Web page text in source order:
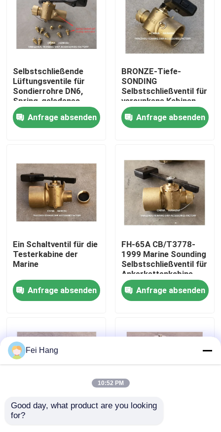
Produkte
Über uns
Fabrik Tour
Qualitätskontrolle
Kontakt
Referenzen
Marine-Entlüftungskopf
Selbstschließende
Lüftungsventile für
Sondierrohre DN6,
Spring-geladenes
Selbstschließungsventil
Anfrage absenden
BRONZE-Tiefe-
SONDING
Selbstschließventil für
versunkene Kabinen
DN65 CB/T3778-99
Anfrage absenden
Ein Schaltventil für die
Testerkabine der
Marine
Anfrage absenden
FH-65A CB/T3778-
1999 Marine Sounding
Selbstschließventil für
Ankerkettenkabine
Anfrage absenden
Gewichtsart-
Fei Hang
10:52 PM
Good day, what product are you looking
for?